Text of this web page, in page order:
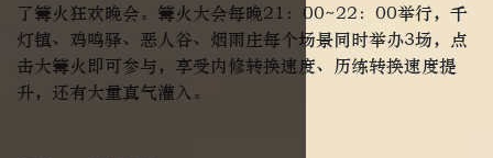
了篝火狂欢晚会。篝火大会每晚21：00~22：00举行，千
灯镇、鸡鸣驿、恶人谷、烟雨庄每个场景同时举办3场，点
击大篝火即可参与，享受内修转换速度、历练转换速度提
升，还有大量真气灌入。